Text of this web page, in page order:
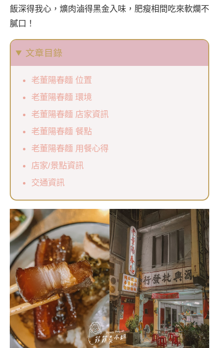
飯深得我心，爌肉滷得黑金入味，肥瘦相間吃來軟爛不
膩口！
文章目錄
老董陽春麵 位置
老董陽春麵 環境
老董陽春麵 店家資訊
老董陽春麵 餐點
老董陽春麵 用餐心得
店家/景點資訊
交通資訊